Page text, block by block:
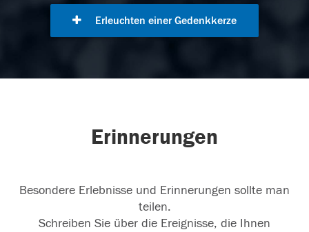
Erleuchten einer Gedenkkerze
Erinnerungen
Besondere Erlebnisse und Erinnerungen sollte man
teilen.
Schreiben Sie über die Ereignisse, die Ihnen